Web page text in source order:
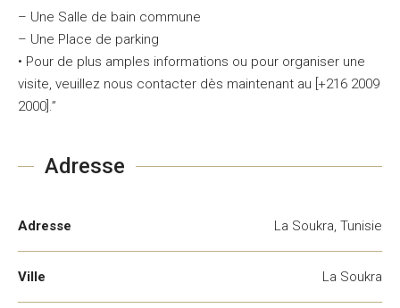
– Une Salle de bain commune
– Une Place de parking
• Pour de plus amples informations ou pour organiser une
visite, veuillez nous contacter dès maintenant au [+216 2009
2000].”
Adresse
Adresse La Soukra, Tunisie
Ville La Soukra